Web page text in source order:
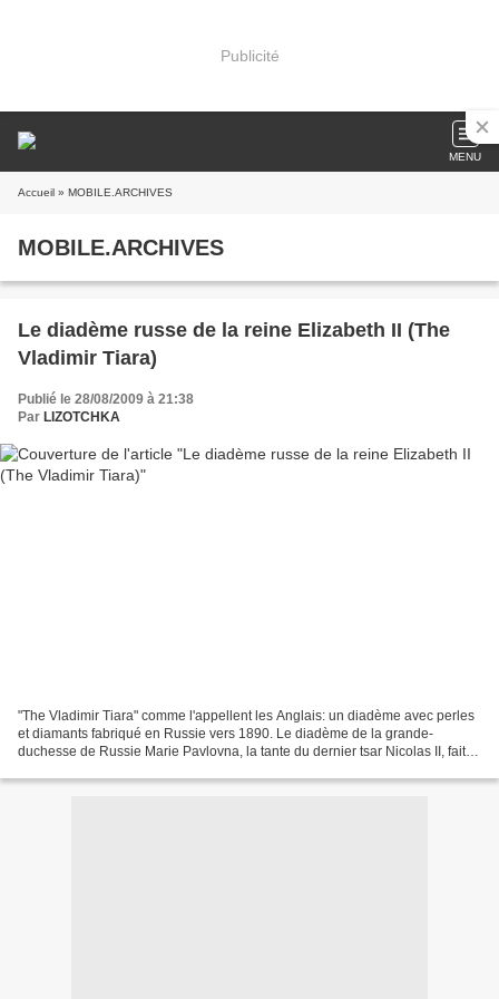
Publicité
MENU
Accueil » MOBILE.ARCHIVES
MOBILE.ARCHIVES
Le diadème russe de la reine Elizabeth II (The
Vladimir Tiara)
Publié le 28/08/2009 à 21:38
Par LIZOTCHKA
"The Vladimir Tiara" comme l'appellent les Anglais: un diadème avec perles
et diamants fabriqué en Russie vers 1890. Le diadème de la grande-
duchesse de Russie Marie Pavlovna, la tante du dernier tsar Nicolas II, fait